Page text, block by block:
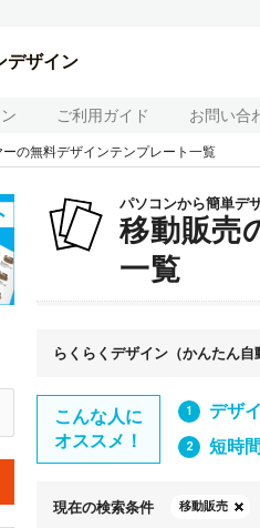
デザイン
ご利用ガイド お問い合
の無料デザインテンプレート一覧
パソコンから簡単デ
移動販売
一覧
らくらくデザイン（かんたん自
こんな人に
オススメ！
デザ
短時
現在の検索条件 移動販売